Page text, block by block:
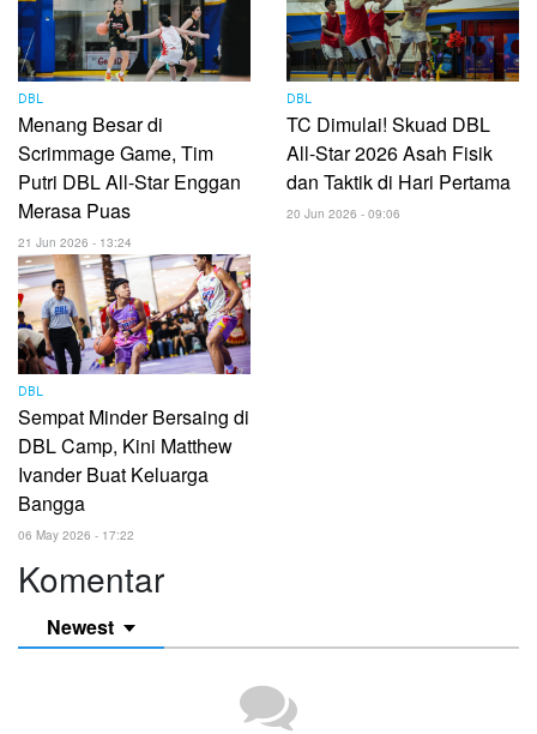
DBL
Menang Besar di
Scrimmage Game, Tim
Putri DBL All-Star Enggan
Merasa Puas
21 Jun 2026 - 13:24
DBL
TC Dimulai! Skuad DBL
All-Star 2026 Asah Fisik
dan Taktik di Hari Pertama
20 Jun 2026 - 09:06
DBL
Sempat Minder Bersaing di
DBL Camp, Kini Matthew
Ivander Buat Keluarga
Bangga
06 May 2026 - 17:22
Komentar
Newest